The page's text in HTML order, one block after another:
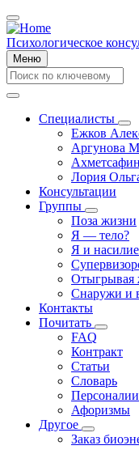
Перейти
к
основному
содержанию
Психологическое
Меню
Search
Search
navigation
Специалисты
Ежков
Аргунова
Лория
Консультации
Группы
Группы
подменю
Поза жизни
Я — тело?
Я и насилие
Отыгрывая
Снаружи и
Контакты
Почитать
FAQ
Контракт
Статьи
Словарь
Персоналии
Афоризмы
Другое
Другое
подменю
Заказ